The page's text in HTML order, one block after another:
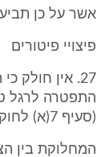
אשר על כן
פיצויי פיטורים
27. אין חולק
(סעיף 7(א) לחוק פיצויי פיטורים, התשכ"ג- 1963).
המחלוקת בין